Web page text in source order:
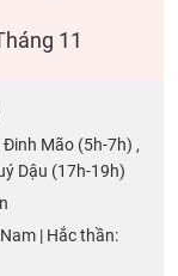
11
Mão (5h-7h) ,
Dậu (17h-19h)
| Hắc thần: